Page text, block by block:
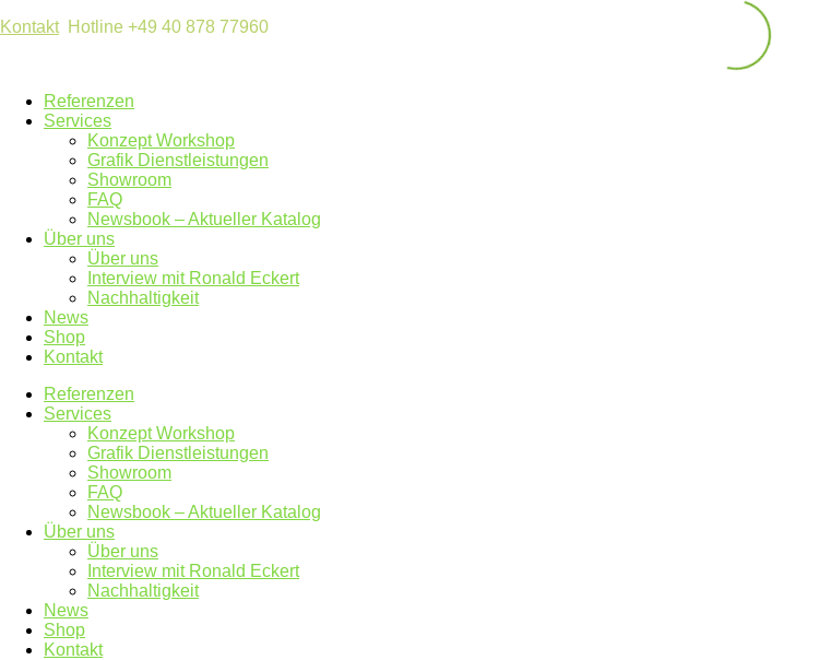
KontaktHotline +49 40 878 77960
Referenzen
Services
Konzept Workshop
Grafik Dienstleistungen
Showroom
FAQ
Newsbook – Aktueller Katalog
Über uns
Über uns
Interview mit Ronald Eckert
Nachhaltigkeit
News
Shop
Kontakt
Referenzen
Services
Konzept Workshop
Grafik Dienstleistungen
Showroom
FAQ
Newsbook – Aktueller Katalog
Über uns
Über uns
Interview mit Ronald Eckert
Nachhaltigkeit
News
Shop
Kontakt